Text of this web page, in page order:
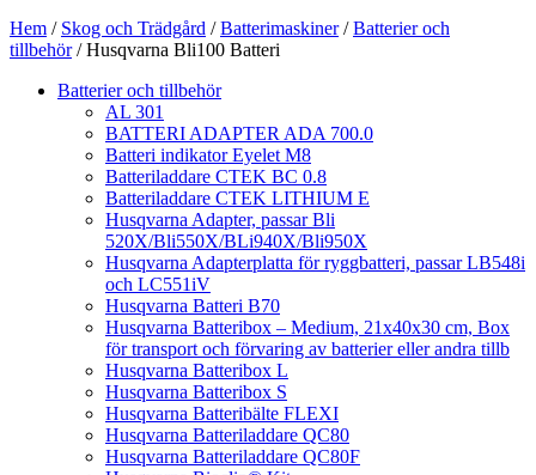
Hem / Skog och Trädgård /Batterimaskiner/Batterier och
tillbehör/ Husqvarna Bli100 Batteri
Batterier och tillbehör
AL 301
BATTERI ADAPTER ADA 700.0
Batteri indikator Eyelet M8
Batteriladdare CTEK BC 0.8
Batteriladdare CTEK LITHIUM E
Husqvarna Adapter, passar Bli
520X/Bli550X/BLi940X/Bli950X
Husqvarna Adapterplatta för ryggbatteri, passar LB548i
och LC551iV
Husqvarna Batteri B70
Husqvarna Batteribox – Medium, 21x40x30 cm, Box
för transport och förvaring av batterier eller andra tillb
Husqvarna Batteribox L
Husqvarna Batteribox S
Husqvarna Batteribälte FLEXI
Husqvarna Batteriladdare QC80
Husqvarna Batteriladdare QC80F